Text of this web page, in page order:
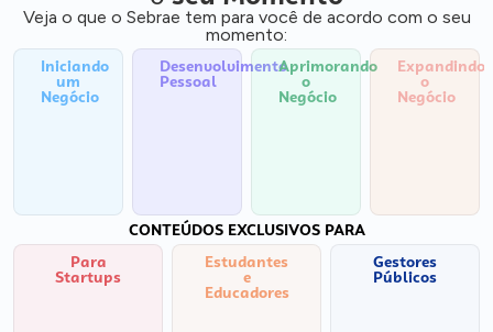
Veja o que o Sebrae tem para você de acordo com o seu
momento:
Iniciando
um
Negócio
Desenvolvimento
Pessoal
Aprimorando
o
Negócio
Expandindo
o
Negócio
CONTEÚDOS EXCLUSIVOS PARA
Para
Startups
Estudantes
e
Educadores
Gestores
Públicos